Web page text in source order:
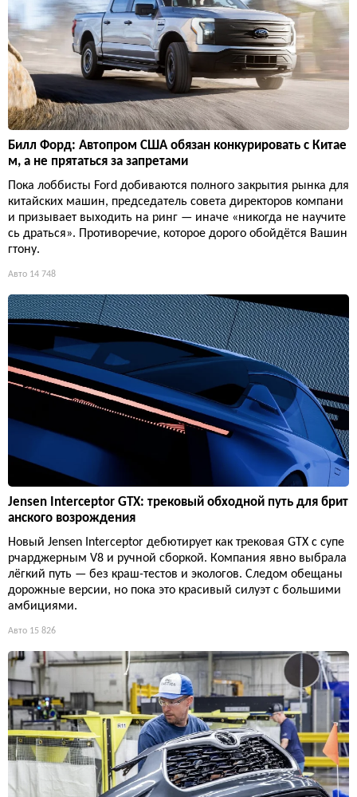
Билл Форд: Автопром США обязан конкурировать с Китае
м, а не прятаться за запретами
Пока лоббисты Ford добиваются полного закрытия рынка для
китайских машин, председатель совета директоров компани
и призывает выходить на ринг — иначе «никогда не научите
сь драться». Противоречие, которое дорого обойдётся Вашин
гтону.
Авто 14 748
Jensen Interceptor GTX: трековый обходной путь для брит
анского возрождения
Новый Jensen Interceptor дебютирует как трековая GTX с супе
рчарджерным V8 и ручной сборкой. Компания явно выбрала
лёгкий путь — без краш-тестов и экологов. Следом обещаны
дорожные версии, но пока это красивый силуэт с большими
амбициями.
Авто 15 826